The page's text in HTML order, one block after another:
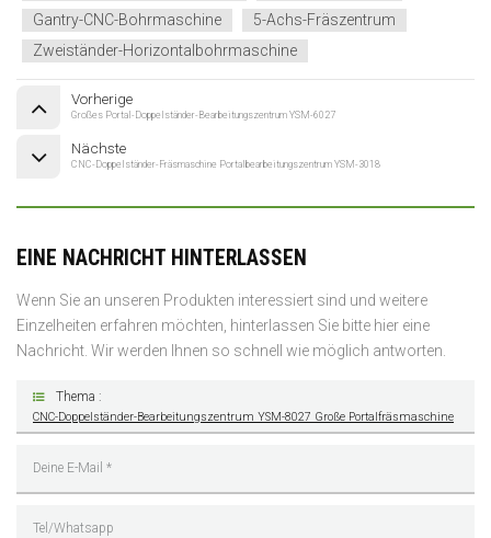
Gantry-CNC-Bohrmaschine
5-Achs-Fräszentrum
Zweiständer-Horizontalbohrmaschine
Vorherige
Großes Portal-Doppelständer-Bearbeitungszentrum YSM-6027
Nächste
CNC-Doppelständer-Fräsmaschine Portalbearbeitungszentrum YSM-3018
EINE NACHRICHT HINTERLASSEN
Wenn Sie an unseren Produkten interessiert sind und weitere
Einzelheiten erfahren möchten, hinterlassen Sie bitte hier eine
Nachricht. Wir werden Ihnen so schnell wie möglich antworten.
Thema :
CNC-Doppelständer-Bearbeitungszentrum YSM-8027 Große Portalfräsmaschine